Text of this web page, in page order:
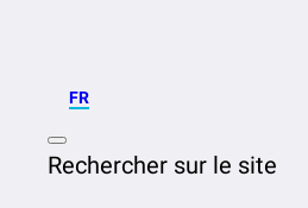
FR
Rechercher sur le site